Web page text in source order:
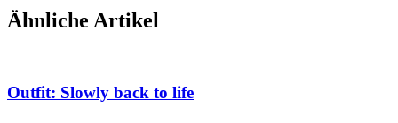
Ähnliche Artikel
Outfit: Slowly back to life